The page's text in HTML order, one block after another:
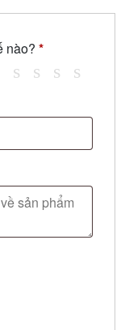
nào? *